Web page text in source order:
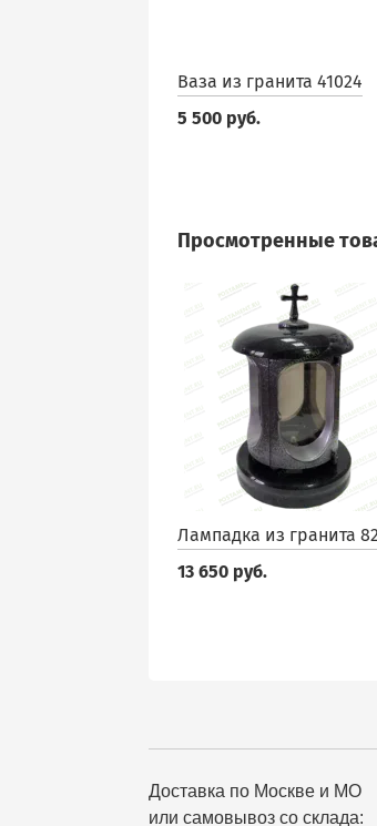
Ваза из гранита 41024
5 500 руб.
Просмотренные
Лампадка из гранита
13 650 руб.
Доставка по Москве и МО
или самовывоз со склада: